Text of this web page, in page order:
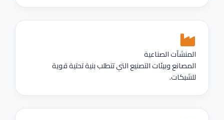
المنشآت الصناعية
المصانع وبيئات التصنيع التي تتطلب بنية تحتية قوية
للشبكات.